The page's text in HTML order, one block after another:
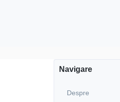
Navigare
Despre